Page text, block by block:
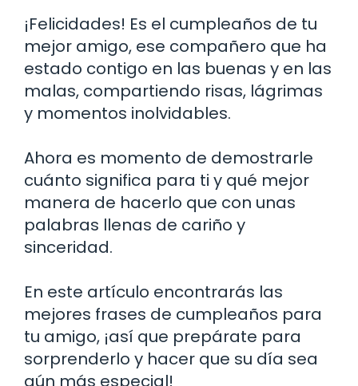
¡Felicidades! Es el cumpleaños de tu
mejor amigo, ese compañero que ha
estado contigo en las buenas y en las
malas, compartiendo risas, lágrimas
y momentos inolvidables.
Ahora es momento de demostrarle
cuánto significa para ti y qué mejor
manera de hacerlo que con unas
palabras llenas de cariño y
sinceridad.
En este artículo encontrarás las
mejores frases de cumpleaños para
tu amigo, ¡así que prepárate para
sorprenderlo y hacer que su día sea
aún más especial!